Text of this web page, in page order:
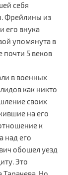
себя
Фрейлины из
его внука
упомянута в
почти 5 веков
в военных
как никто
своих
на его
к
над его
обошел уезд
Это